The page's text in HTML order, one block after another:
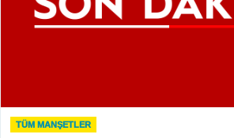
TÜM MANŞETLER